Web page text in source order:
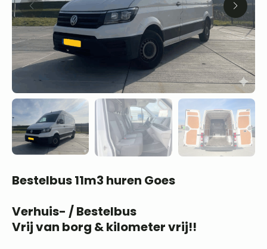
Bestelbus 11m3 huren Goes
Verhuis- / Bestelbus
Vrij van borg & kilometer vrij!!